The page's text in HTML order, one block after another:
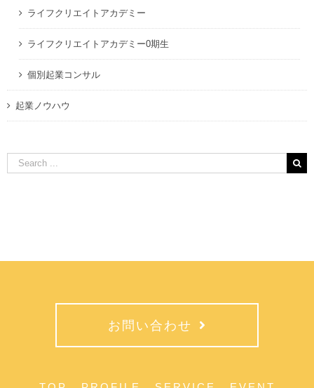
ライフクリエイトアカデミー
ライフクリエイトアカデミー0期生
個別起業コンサル
起業ノウハウ
Search
for:
お問い合わせ